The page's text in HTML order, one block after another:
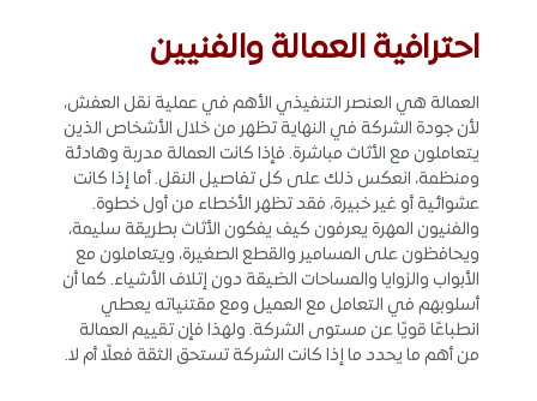
احترافية العمالة والفنيين
العمالة هي العنصر التنفيذي الأهم في عملية نقل العفش،
لأن جودة الشركة في النهاية تظهر من خلال الأشخاص الذين
يتعاملون مع الأثاث مباشرة. فإذا كانت العمالة مدربة وهادئة
ومنظمة، انعكس ذلك على كل تفاصيل النقل. أما إذا كانت
عشوائية أو غير خبيرة، فقد تظهر الأخطاء من أول خطوة.
والفنيون المهرة يعرفون كيف يفكون الأثاث بطريقة سليمة،
ويحافظون على المسامير والقطع الصغيرة، ويتعاملون مع
الأبواب والزوايا والمساحات الضيقة دون إتلاف الأشياء. كما أن
أسلوبهم في التعامل مع العميل ومع مقتنياته يعطي
انطباعًا قويًا عن مستوى الشركة. ولهذا فإن تقييم العمالة
من أهم ما يحدد ما إذا كانت الشركة تستحق الثقة فعلًا أم لا.